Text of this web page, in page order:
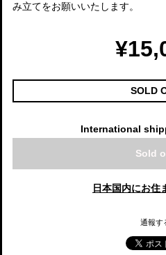
み立てをお願いいたします。
SOLD
International
Sold
日本国内にお住
通報す